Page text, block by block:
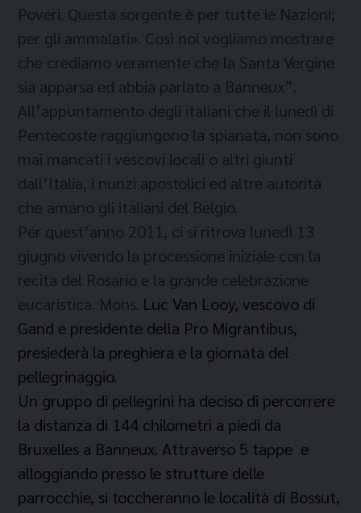
Poveri. Questa sorgente è per tutte le Nazioni;
per gli ammalati». Così noi vogliamo mostrare
che crediamo veramente che la Santa Vergine
sia apparsa ed abbia parlato a Banneux”.
All’appuntamento degli italiani che il lunedì di
Pentecoste raggiungono la spianata, non sono
mai mancati i vescovi locali o altri giunti
dall’Italia, i nunzi apostolici ed altre autorità
che amano gli italiani del Belgio.
Per quest’anno 2011, ci si ritrova lunedì 13
giugno vivendo la processione iniziale con la
recita del Rosario e la grande celebrazione
eucaristica. Mons. Luc Van Looy, vescovo di
Gand e presidente della Pro Migrantibus,
presiederà la preghiera e la giornata del
pellegrinaggio.
Un gruppo di pellegrini ha deciso di percorrere
la distanza di 144 chilometri a piedi da
Bruxelles a Banneux. Attraverso 5 tappe e
alloggiando presso le strutture delle
parrocchie, si toccheranno le località di Bossut,